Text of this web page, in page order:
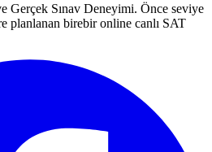
Gerçek Sınav Deneyimi. Önce seviye
planlanan birebir online canlı SAT